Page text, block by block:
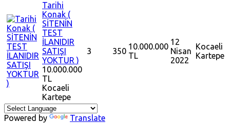
Tarihi
Konak (
SİTENİN
TEST
İLANIDIR
SATIŞI
YOKTUR )
10.000.000
TL
Kocaeli
Kartepe
3 350 10.000.000
TL
12
Nisan
2022
Kocaeli
Kartepe
Powered by Translate